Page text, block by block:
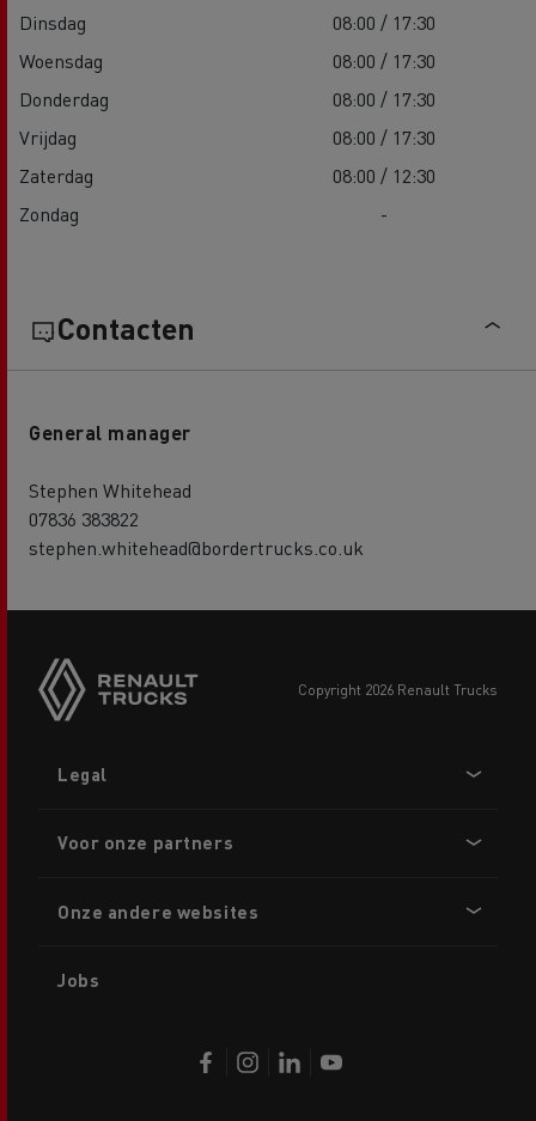
Dinsdag
08:00 / 17:30
Woensdag
08:00 / 17:30
Donderdag
08:00 / 17:30
Vrijdag
08:00 / 17:30
Zaterdag
08:00 / 12:30
Zondag
-
Contacten
General manager
Stephen Whitehead
07836 383822
stephen.whitehead@bordertrucks.co.uk
copyright 2026 Renault Trucks
menu
Legal
Voor onze partners
Onze andere websites
Jobs